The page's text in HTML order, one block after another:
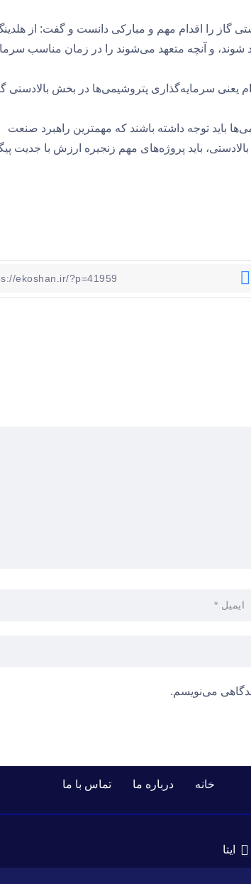
گاز را اقدام مهم و مبارکی دانست و گفت: از
شوند، و آنچه متعهد می‌شوند را در زمان مناسب
یعنی سرمایه‌گذاری پتروشیمی‌ها در بخش بالادستی
باید توجه داشته باشند که مهمترین راهبرد صنعت
باید پروژه‌های مهم زنجیره ارزش با جدیت
می‌نویسم.
خانه درباره ما تماس با ما
ایتا